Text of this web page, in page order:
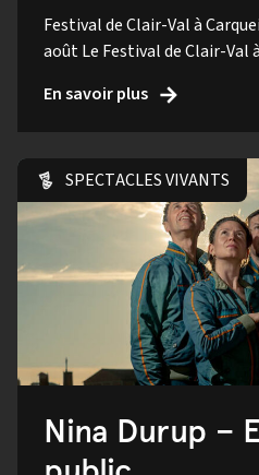
Festival de Clair-Val à
août Le Festival de Clair-Val
En savoir plus
SPECTACLES VIVANTS
Nina Durup –